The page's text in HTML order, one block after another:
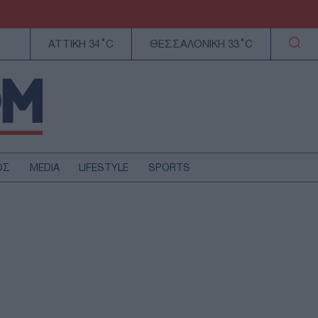
ΑΤΤΙΚΗ 34°C ΘΕΣΣΑΛΟΝΙΚΗ 33°C
MEDIA LIFESTYLE SPORTS